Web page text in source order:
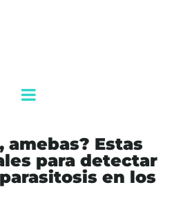
amebas? Estas
para detectar
en los